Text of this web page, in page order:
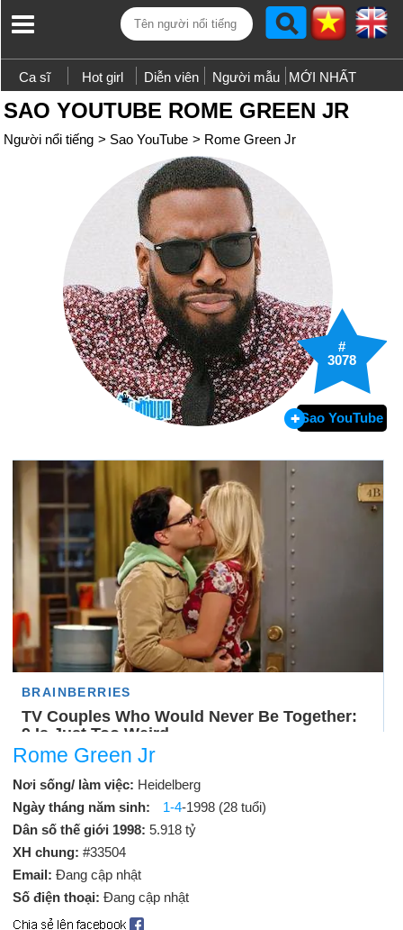
Ca sĩ Hot girl Diễn viên Người mẫu MỚI NHẤT
SAO YOUTUBE ROME GREEN JR
Người nổi tiếng > Sao YouTube > Rome Green Jr
#
3078
Sao YouTube
Rome Green Jr
Nơi sống/ làm việc: Heidelberg
Ngày tháng năm sinh:
1-4-1998 (28 tuổi)
Dân số thế giới 1998: 5.918 tỷ
XH chung: #33504
Email: Đang cập nhật
Số điện thoại: Đang cập nhật